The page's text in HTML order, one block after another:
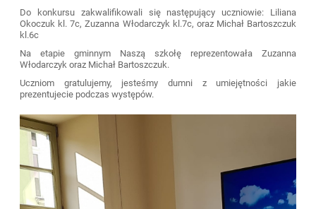
Do konkursu zakwalifikowali się następujący uczniowie: Liliana
Okoczuk kl. 7c, Zuzanna Włodarczyk kl.7c, oraz Michał Bartoszczuk
kl.6c
Na etapie gminnym Naszą szkołę reprezentowała Zuzanna
Włodarczyk oraz Michał Bartoszczuk.
Uczniom gratulujemy, jesteśmy dumni z umiejętności jakie
prezentujecie podczas występów.